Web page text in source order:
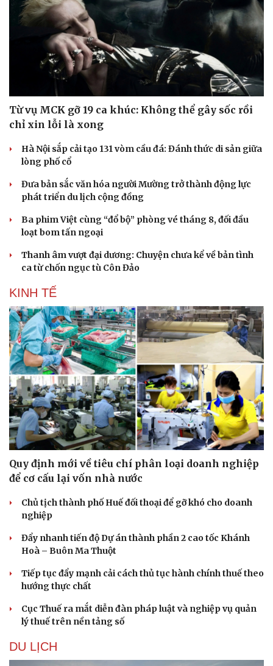
Sức khỏe
Dinh dưỡng - món ngon
Cây thuốc
Sản phụ khoa
Nhi khoa
Nam khoa
Phòng mạch online
Ăn sạch sống khỏe
Đời sống
Nhà đẹp
Blog
Tình yêu - Gia đình
Từ vụ MCK gỡ 19 ca khúc: Không thể gây sốc rồi
chỉ xin lỗi là xong
Hà Nội sắp cải tạo 131 vòm cầu đá: Đánh thức di sản giữa
lòng phố cổ
Đưa bản sắc văn hóa người Mường trở thành động lực
phát triển du lịch cộng đồng
Ba phim Việt cùng “đổ bộ” phòng vé tháng 8, đối đầu
loạt bom tấn ngoại
Thanh âm vượt đại dương: Chuyện chưa kể về bản tình
ca từ chốn ngục tù Côn Đảo
KINH TẾ
Quy định mới về tiêu chí phân loại doanh nghiệp
để cơ cấu lại vốn nhà nước
Chủ tịch thành phố Huế đối thoại để gỡ khó cho doanh
nghiệp
Đẩy nhanh tiến độ Dự án thành phần 2 cao tốc Khánh
Hoà – Buôn Ma Thuột
Tiếp tục đẩy mạnh cải cách thủ tục hành chính thuế theo
hướng thực chất
Cục Thuế ra mắt diễn đàn pháp luật và nghiệp vụ quản
lý thuế trên nền tảng số
DU LỊCH